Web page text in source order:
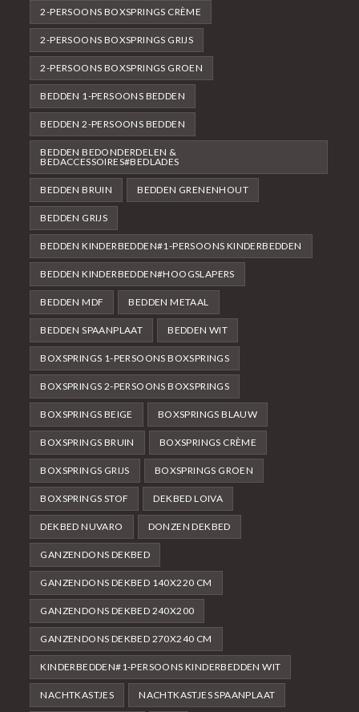
2-PERSOONS BOXSPRINGS CRÈME
2-PERSOONS BOXSPRINGS GRIJS
2-PERSOONS BOXSPRINGS GROEN
BEDDEN 1-PERSOONS BEDDEN
BEDDEN 2-PERSOONS BEDDEN
BEDDEN BEDONDERDELEN &
BEDACCESSOIRES#BEDLADES
BEDDEN BRUIN BEDDEN GRENENHOUT
BEDDEN GRIJS
BEDDEN KINDERBEDDEN#1-PERSOONS KINDERBEDDEN
BEDDEN KINDERBEDDEN#HOOGSLAPERS
BEDDEN MDF BEDDEN METAAL
BEDDEN SPAANPLAAT BEDDEN WIT
BOXSPRINGS 1-PERSOONS BOXSPRINGS
BOXSPRINGS 2-PERSOONS BOXSPRINGS
BOXSPRINGS BEIGE BOXSPRINGS BLAUW
BOXSPRINGS BRUIN BOXSPRINGS CRÈME
BOXSPRINGS GRIJS BOXSPRINGS GROEN
BOXSPRINGS STOF DEKBED LOIVA
DEKBED NUVARO DONZEN DEKBED
GANZENDONS DEKBED
GANZENDONS DEKBED 140X220 CM
GANZENDONS DEKBED 240X200
GANZENDONS DEKBED 270X240 CM
KINDERBEDDEN#1-PERSOONS KINDERBEDDEN WIT
NACHTKASTJES NACHTKASTJES SPAANPLAAT